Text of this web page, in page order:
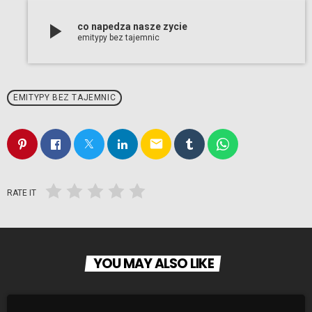
play_arrow co napedza nasze zycie
emitypy bez tajemnic
EMITYPY BEZ TAJEMNIC
email
RATE IT
YOU MAY ALSO LIKE